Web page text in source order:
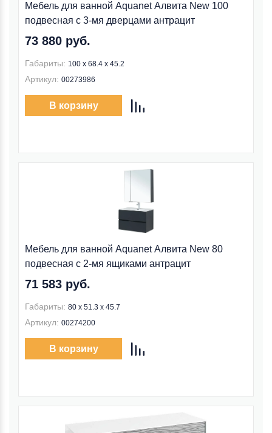
Мебель для ванной Aquanet Алвита New 100
подвесная с 3-мя дверцами антрацит
73 880 руб.
Габариты: 100 х 68.4 х 45.2
Артикул: 00273986
В корзину
Мебель для ванной Aquanet Алвита New 80
подвесная с 2-мя ящиками антрацит
71 583 руб.
Габариты: 80 х 51.3 х 45.7
Артикул: 00274200
В корзину